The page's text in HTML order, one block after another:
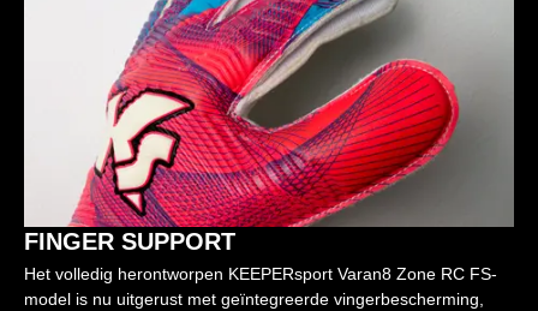
FINGER SUPPORT
Het volledig herontworpen KEEPERsport Varan8 Zone RC FS-
model is nu uitgerust met geïntegreerde vingerbescherming,